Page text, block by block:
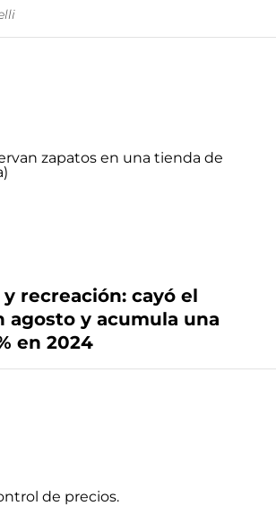
recreación: cayó el
agosto y acumula una
en 2024